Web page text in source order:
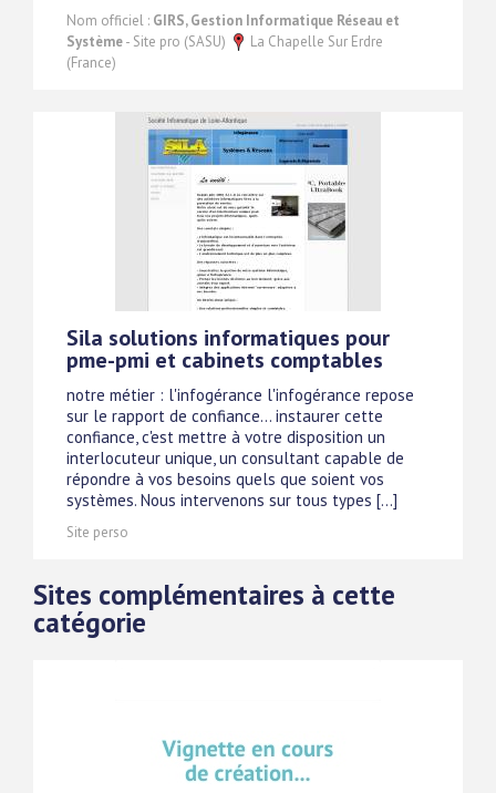
Nom officiel : GIRS, Gestion Informatique Réseau et
Système- Site pro (SASU)
La Chapelle Sur Erdre
(France)
Sila solutions informatiques pour
pme-pmi et cabinets comptables
notre métier : l'infogérance l'infogérance repose
sur le rapport de confiance... instaurer cette
confiance, c'est mettre à votre disposition un
interlocuteur unique, un consultant capable de
répondre à vos besoins quels que soient vos
systèmes. Nous intervenons sur tous types [...]
Site perso
Sites complémentaires à cette
catégorie